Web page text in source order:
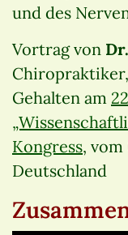
und des
Vortrag von
Gehalten am
Kongress, vom
Deutschland